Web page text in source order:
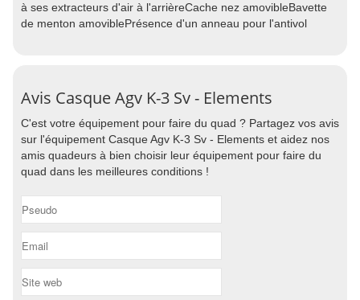
à ses extracteurs d'air à l'arrièreCache nez amovibleBavette
de menton amoviblePrésence d'un anneau pour l'antivol
Avis Casque Agv K-3 Sv - Elements
C'est votre équipement pour faire du quad ? Partagez vos avis
sur l'équipement Casque Agv K-3 Sv - Elements et aidez nos
amis quadeurs à bien choisir leur équipement pour faire du
quad dans les meilleures conditions !